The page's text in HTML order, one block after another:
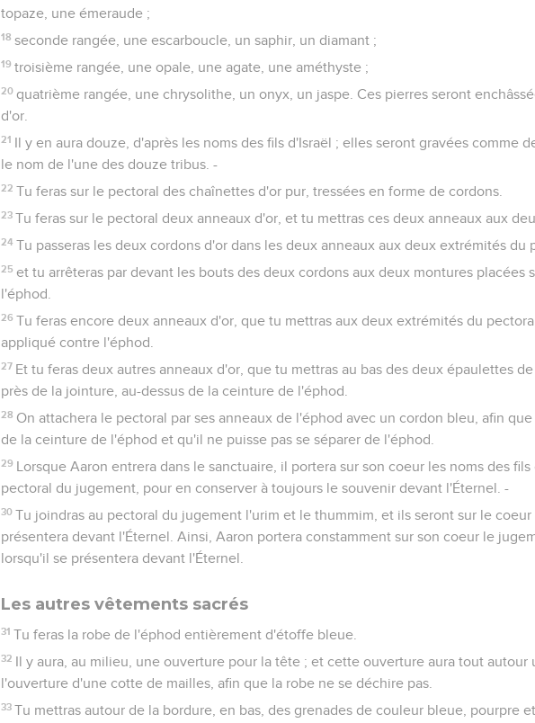
topaze, une émeraude ;
18 seconde rangée, une escarboucle, un saphir, un diamant ;
19 troisième rangée, une opale, une agate, une améthyste ;
20 quatrième rangée, une chrysolithe, un onyx, un jaspe. Ces pierres seront
d'or.
21 Il y en aura douze, d'après les noms des fils d'Israël ; elles seront gravées comme
le nom de l'une des douze tribus. -
22 Tu feras sur le pectoral des chaînettes d'or pur, tressées en forme de cordons.
23 Tu feras sur le pectoral deux anneaux d'or, et tu mettras ces deux anneaux aux
24 Tu passeras les deux cordons d'or dans les deux anneaux aux deux extrémités du
25 et tu arrêteras par devant les bouts des deux cordons aux deux montures placées
l'éphod.
26 Tu feras encore deux anneaux d'or, que tu mettras aux deux extrémités du
appliqué contre l'éphod.
27 Et tu feras deux autres anneaux d'or, que tu mettras au bas des deux épaulettes
près de la jointure, au-dessus de la ceinture de l'éphod.
28 On attachera le pectoral par ses anneaux de l'éphod avec un cordon bleu, afin
de la ceinture de l'éphod et qu'il ne puisse pas se séparer de l'éphod.
29 Lorsque Aaron entrera dans le sanctuaire, il portera sur son coeur les noms des fils
pectoral du jugement, pour en conserver à toujours le souvenir devant l'Éternel. -
30 Tu joindras au pectoral du jugement l'urim et le thummim, et ils seront sur le
présentera devant l'Éternel. Ainsi, Aaron portera constamment sur son coeur le
lorsqu'il se présentera devant l'Éternel.
Les autres vêtements sacrés
31 Tu feras la robe de l'éphod entièrement d'étoffe bleue.
32 Il y aura, au milieu, une ouverture pour la tête ; et cette ouverture aura tout autour
l'ouverture d'une cotte de mailles, afin que la robe ne se déchire pas.
33 Tu mettras autour de la bordure, en bas, des grenades de couleur bleue, pourpre